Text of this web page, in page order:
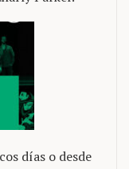
días o desde